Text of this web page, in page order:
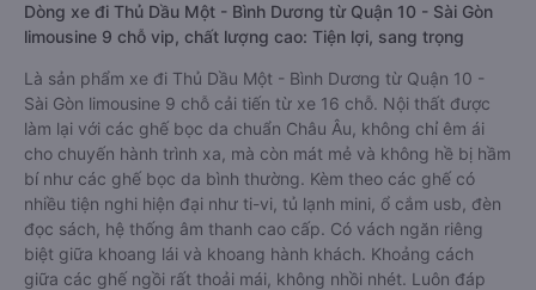
Dòng xe đi Thủ Dầu Một - Bình Dương từ Quận 10 - Sài Gòn
limousine 9 chỗ vip, chất lượng cao: Tiện lợi, sang trọng
Là sản phẩm xe đi Thủ Dầu Một - Bình Dương từ Quận 10 -
Sài Gòn limousine 9 chỗ cải tiến từ xe 16 chỗ. Nội thất được
làm lại với các ghế bọc da chuẩn Châu Âu, không chỉ êm ái
cho chuyến hành trình xa, mà còn mát mẻ và không hề bị hầm
bí như các ghế bọc da bình thường. Kèm theo các ghế có
nhiều tiện nghi hiện đại như ti-vi, tủ lạnh mini, ổ cắm usb, đèn
đọc sách, hệ thống âm thanh cao cấp. Có vách ngăn riêng
biệt giữa khoang lái và khoang hành khách. Khoảng cách
giữa các ghế ngồi rất thoải mái, không nhồi nhét. Luôn đáp